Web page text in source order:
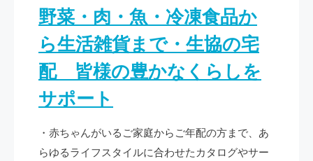
野菜・肉・魚・冷凍食品か
ら生活雑貨まで・生協の宅
配 皆様の豊かなくらしを
サポート
・赤ちゃんがいるご家庭からご年配の方まで、あ
らゆるライフスタイルに合わせたカタログやサー